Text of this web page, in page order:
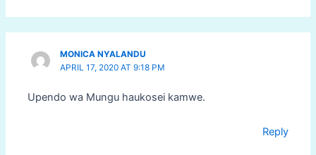
MONICA NYALANDU
APRIL 17, 2020 AT 9:18 PM
Upendo wa Mungu haukosei kamwe.
Reply